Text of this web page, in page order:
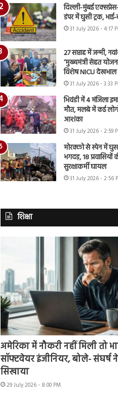
दिल्ली-मुंबई
डंपर में घुसी ट्रक,
31 July 2026 - 4:17
27 सप्ताह में जन्मी,
‘मुख्यमंत्री सेहत
विशेष NICU देखभाल
31 July 2026 - 3:33
भिवंडी में 4 मंजिला
मौत, मलबे में कई
आशंका
31 July 2026 - 2:59
मोरक्को से स्पेन में
भगदड़, 18 प्रवासियों
सुरक्षाकर्मी घायल
31 July 2026 - 2:56
शिक्षा
अमेरिका में नौकरी नहीं मिली तो
सॉफ्टवेयर इंजीनियर, बोले-
सिखाया
29 July 2026 - 8:00 PM